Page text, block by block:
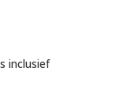
inclusief